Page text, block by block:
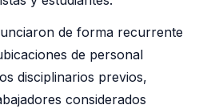
de forma recurrente
de personal
disciplinarios previos,
considerados